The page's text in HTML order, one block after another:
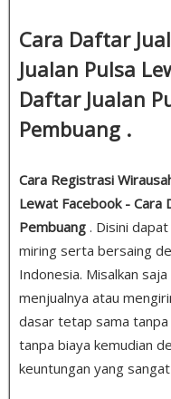
Cara Daftar
Jualan Pulsa
Daftar Jualan
Pembuang .
Cara Registrasi
Lewat Facebook - Cara
Pembuang . Disini
miring serta bersaing
Indonesia. Misalkan
menjualnya atau
dasar tetap sama
tanpa biaya kemudian
keuntungan yang